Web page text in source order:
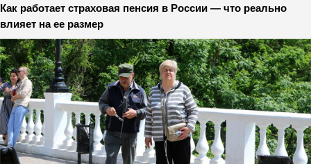
Как работает страховая пенсия в России — что реально
влияет на ее размер